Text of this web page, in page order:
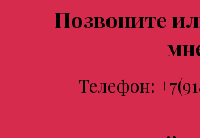
Позвоните
Телефон: